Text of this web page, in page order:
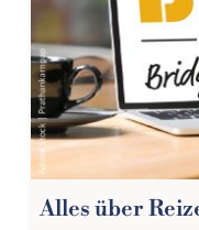
Alles über